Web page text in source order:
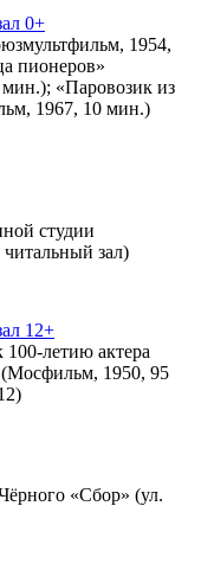
0+
1954,
пионеров»
«Паровозик из
1967, 10 мин.)
студии
зал)
12+
летию актера
(Мосфильм, 1950, 95
«Сбор» (ул.